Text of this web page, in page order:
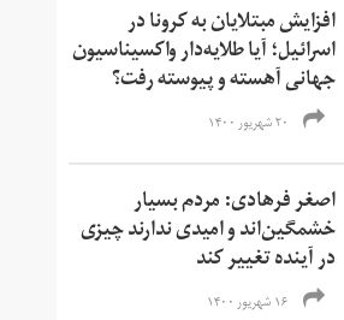
افزایش مبتلایان به کرونا در
اسرائیل؛ آیا طلایه‌دار واکسیناسیون
جهانی آهسته و پیوسته رفت؟
۲۰ شهریور ۱۴۰۰
اصغر فرهادی: مردم بسیار
خشمگین‌‌اند و امیدی ندارند چیزی
در آینده تغییر کند
۱۶ شهریور ۱۴۰۰